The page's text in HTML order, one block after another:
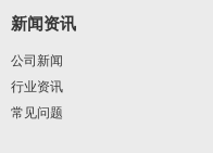
新闻资讯
公司新闻
行业资讯
常见问题